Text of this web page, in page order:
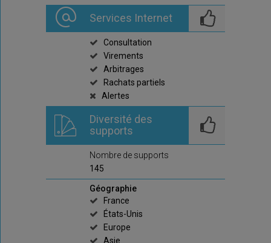
Services Internet
Consultation
Virements
Arbitrages
Rachats partiels
Alertes
Diversité des
supports
Nombre de supports
145
Géographie
France
États-Unis
Europe
Asie